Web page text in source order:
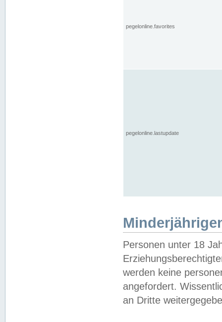
pegelonline.favorites
pegelonline.lastupdate
Personen unter 18
werden keine
angefordert.
an Dritte